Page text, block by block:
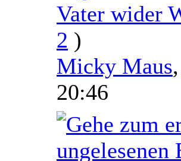
Vater wider
2 )
Micky Maus,
20:46